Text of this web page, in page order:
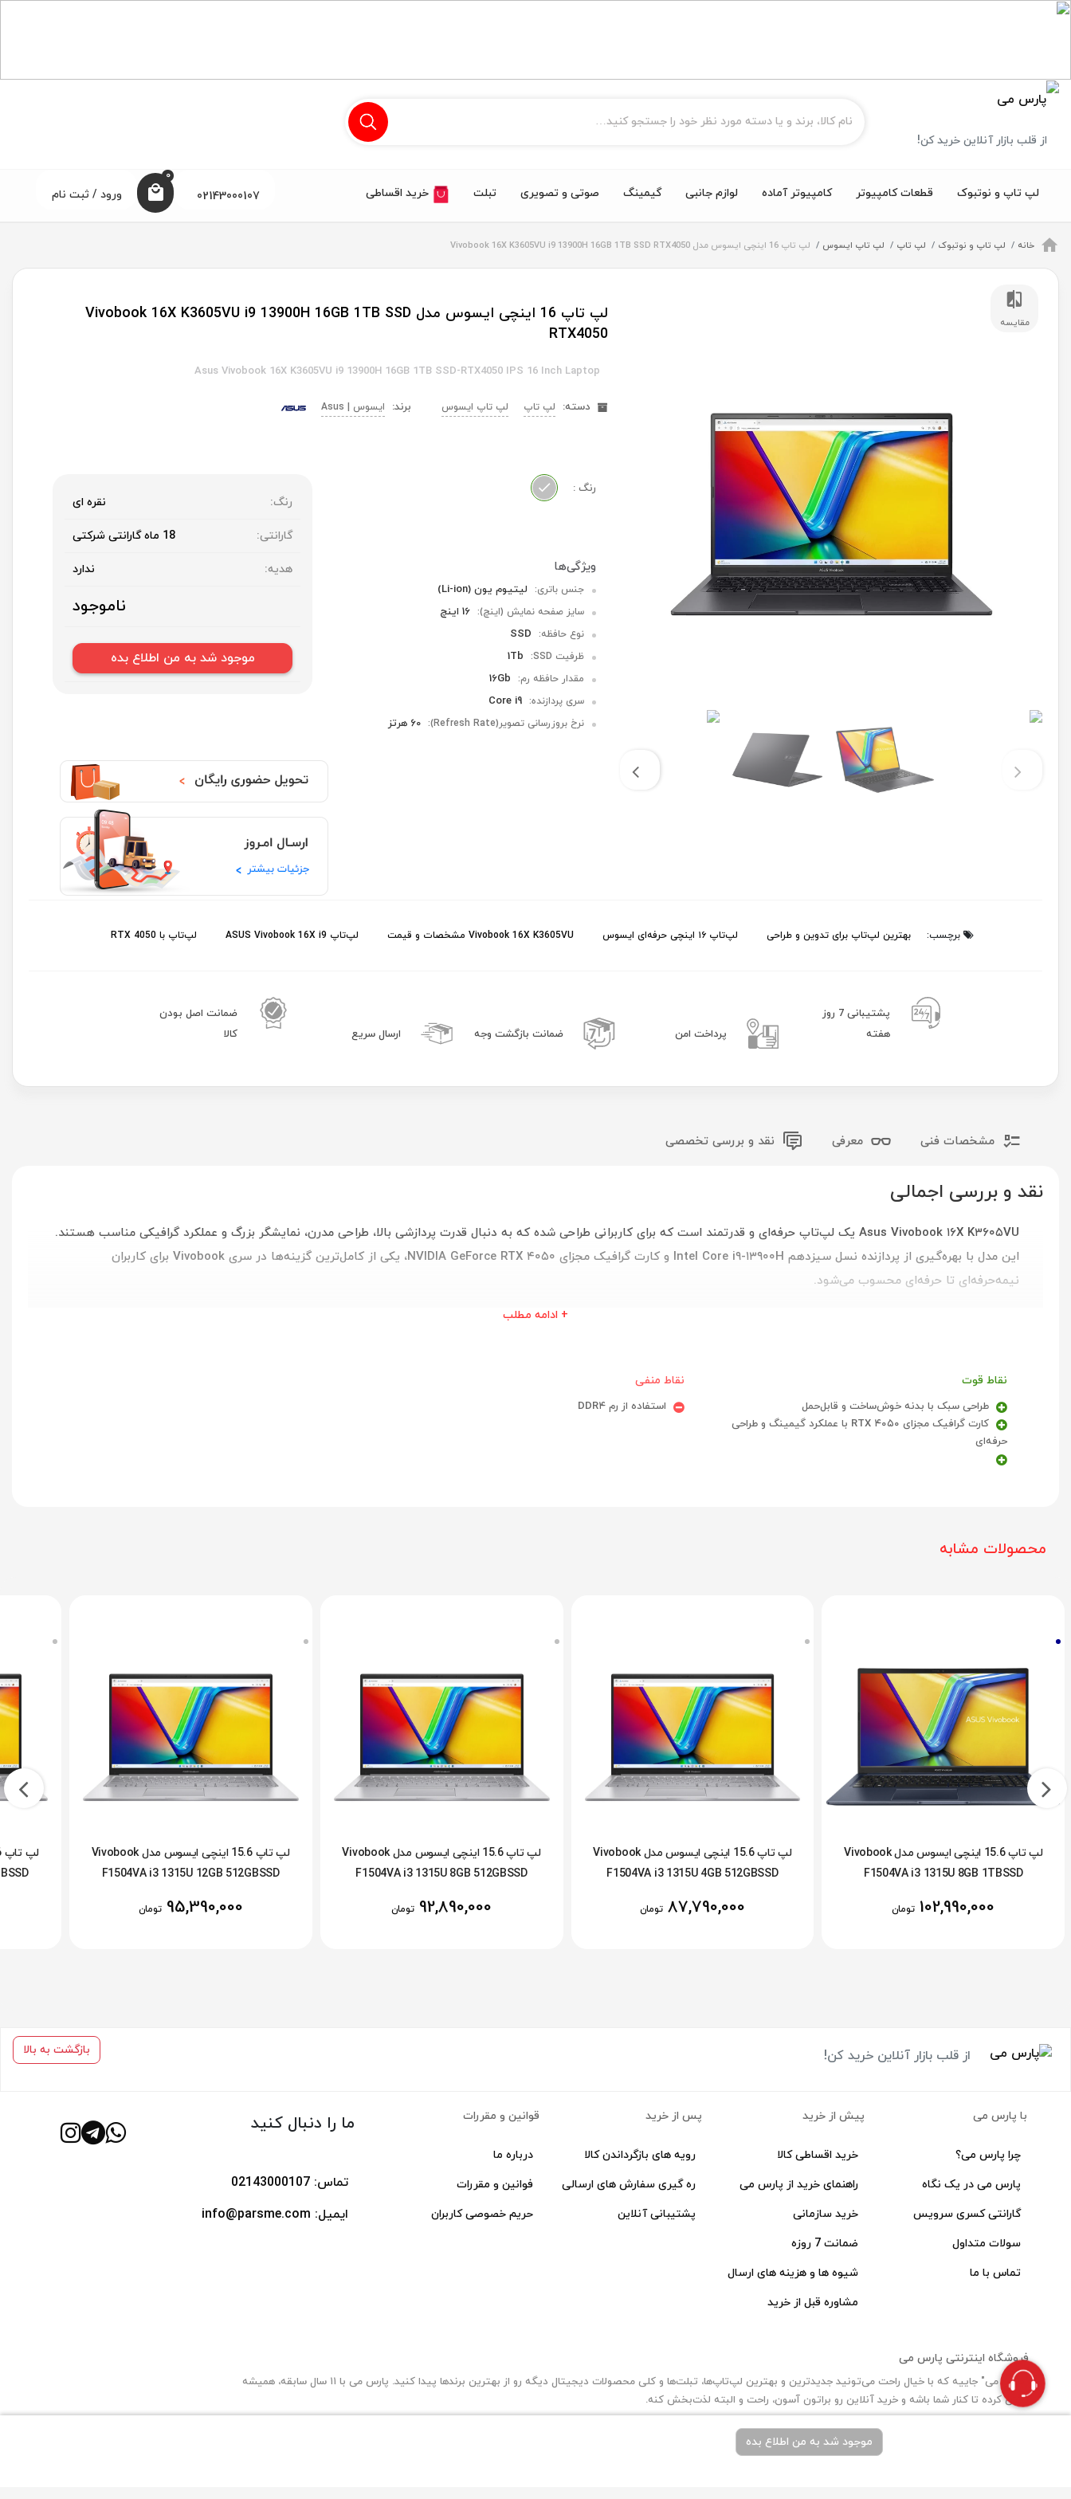
از قلب بازار آنلاین خرید کن!
لپ تاپ و نوتبوک قطعات کامپیوتر کامپیوتر آماده لوازم جانبی گیمینگ صوتی و تصویری تبلت خرید اقساطی ورود / ثبت نام
0
02143000107
خانه لپ تاپ و نوتبوک لپ تاپ لپ تاپ ایسوس لپ تاپ 16 اینچی ایسوس مدل Vivobook 16X K3605VU i9 13900H 16GB 1TB SSD RTX4050
مقایسه
لپ تاپ 16 اینچی ایسوس مدل Vivobook 16X K3605VU i9 13900H 16GB 1TB SSD
RTX4050
Asus Vivobook 16X K3605VU i9 13900H 16GB 1TB SSD-RTX4050 IPS 16 Inch Laptop
دسته: لپ تاپ لپ تاپ ایسوس برند: ایسوس | Asus
رنگ :
جنس باتری: لیتیوم یون (Li-ion)
سایز صفحه نمایش (اینچ): 16 اینچ
نوع حافظه: SSD
ظرفیت SSD: 1Tb
مقدار حافظه رم: 16Gb
سری پردازنده: Core i9
نرخ بروزرسانی تصویر(Refresh Rate): 60 هرتز
رنگ: نقره ای
گارانتی: 18 ماه گارانتی شرکتی
هدیه: ندارد
ناموجود
موجود شد به من اطلاع بده
برچسب: بهترین لپ‌تاپ برای تدوین و طراحی لپ‌تاپ ۱۶ اینچی حرفه‌ای ایسوس Vivobook 16X K3605VU مشخصات و قیمت لپ‌تاپ ASUS Vivobook 16X i9 لپ‌تاپ با RTX 4050
پشتیبانی 7 روز
هفته
پرداخت امن ضمانت بازگشت وجه ارسال سریع
ضمانت اصل بودن
کالا
مشخصات فنی معرفی نقد و بررسی تخصصی
نقد و بررسی اجمالی
Asus Vivobook ۱۶X K۳۶۰۵VU یک لپ‌تاپ حرفه‌ای و قدرتمند است که برای کاربرانی طراحی شده که به دنبال قدرت پردازشی بالا، طراحی مدرن، نمایشگر بزرگ و عملکرد گرافیکی مناسب هستند.
این مدل با بهره‌گیری از پردازنده نسل سیزدهم Intel Core i۹-۱۳۹۰۰H و کارت گرافیک مجزای NVIDIA GeForce RTX ۴۰۵۰، یکی از کامل‌ترین گزینه‌ها در سری Vivobook برای کاربران
نیمه‌حرفه‌ای تا حرفه‌ای محسوب می‌شود.
+ ادامه مطلب
نقاط قوت
طراحی سبک با بدنه خوش‌ساخت و قابل‌حمل
کارت گرافیک مجزای RTX ۴۰۵۰ با عملکرد گیمینگ و طراحی
حرفه‌ای
نقاط منفی
استفاده از رم DDR۴
محصولات مشابه
لپ تاپ 15.6 اینچی ایسوس مدل Vivobook
F1504VA i3 1315U 8GB 1TBSSD
102,990,000 تومان
لپ تاپ 15.6 اینچی ایسوس مدل Vivobook
F1504VA i3 1315U 4GB 512GBSSD
87,790,000 تومان
لپ تاپ 15.6 اینچی ایسوس مدل Vivobook
F1504VA i3 1315U 8GB 512GBSSD
92,890,000 تومان
لپ تاپ 15.6 اینچی ایسوس مدل Vivobook
F1504VA i3 1315U 12GB 512GBSSD
95,390,000 تومان
موجود شد به من اطلاع بده
از قلب بازار آنلاین خرید کن! بازگشت به بالا
با پارس می
چرا پارس می؟
پارس می در یک نگاه
گارانتی کسری سرویس
سولات متداول
تماس با ما
پیش از خرید
خرید اقساطی کالا
راهنمای خرید از پارس می
خرید سازمانی
ضمانت 7 روزه
شیوه ها و هزینه های ارسال
مشاوره قبل از خرید
پس از خرید
رویه های بازگرداندن کالا
ره گیری سفارش های ارسالی
پشتیبانی آنلاین
قوانین و مقررات
درباره ما
فوانین و مقررات
حریم خصوصی کاربران
ما را دنبال کنید
تماس: 02143000107
ایمیل: info@parsme.com
فروشگاه اینترنتی پارس می
"پارس می" جاییه که با خیال راحت می‌تونید جدیدترین و بهترین لپ‌تاپ‌ها، تبلت‌ها و کلی محصولات دیجیتال دیگه رو از بهترین برندها پیدا کنید. پارس‌ می با ۱۱ سال سابقه، همیشه
تلاش کرده تا کنار شما باشه و خرید آنلاین رو براتون آسون، راحت و البته لذت‌بخش کنه.